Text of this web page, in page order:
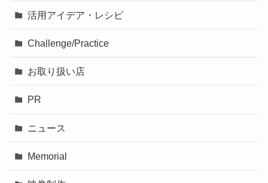
活用アイデア・レシピ
Challenge/Practice
お取り扱い店
PR
ニュース
Memorial